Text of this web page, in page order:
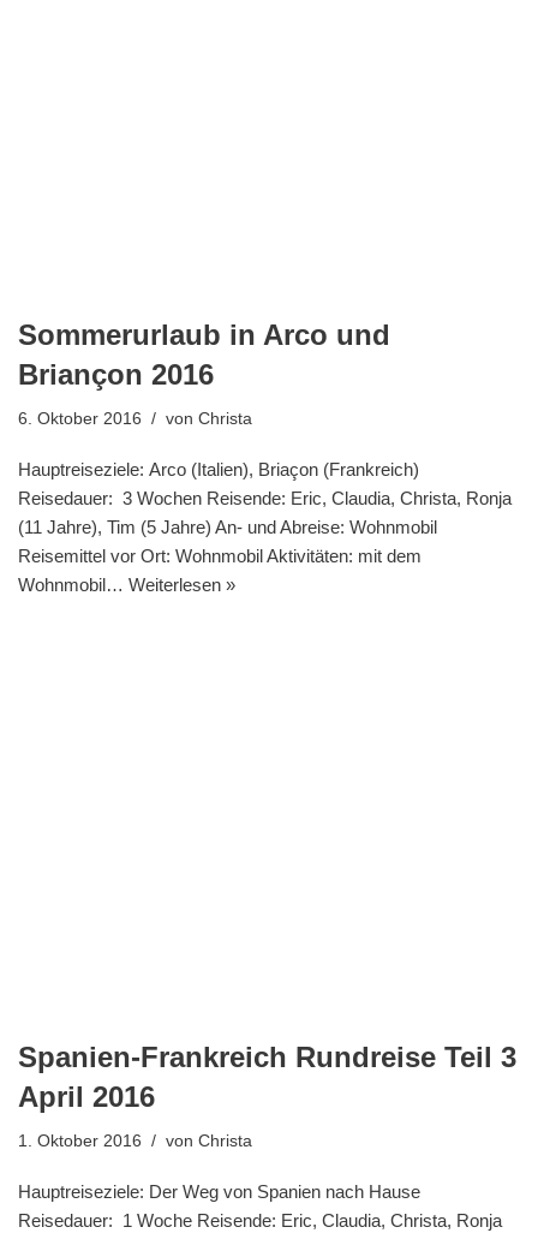
Sommerurlaub in Arco und
Briançon 2016
6. Oktober 2016 von Christa
Hauptreiseziele: Arco (Italien), Briaçon (Frankreich)
Reisedauer: 3 Wochen Reisende: Eric, Claudia, Christa, Ronja
(11 Jahre), Tim (5 Jahre) An- und Abreise: Wohnmobil
Reisemittel vor Ort: Wohnmobil Aktivitäten: mit dem
Wohnmobil… Weiterlesen »
Spanien-Frankreich Rundreise Teil 3
April 2016
1. Oktober 2016 von Christa
Hauptreiseziele: Der Weg von Spanien nach Hause
Reisedauer: 1 Woche Reisende: Eric, Claudia, Christa, Ronja